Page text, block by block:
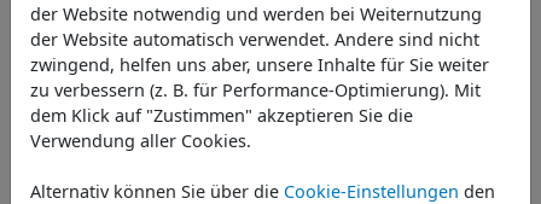
Staatliche Kunstsammlungen Dresden
der Website notwendig und werden bei Weiternutzung
der Website automatisch verwendet. Andere sind nicht
zwingend, helfen uns aber, unsere Inhalte für Sie weiter
zu verbessern (z. B. für Performance-Optimierung). Mit
dem Klick auf "Zustimmen" akzeptieren Sie die
Verwendung aller Cookies.
Alternativ können Sie über die Cookie-Einstellungen den